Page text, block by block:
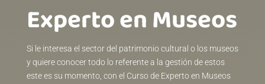
Experto en Museosㅤㅤㅤㅤㅤㅤㅤㅤㅤㅤㅤㅤㅤㅤㅤㅤㅤㅤㅤㅤㅤㅤㅤㅤㅤㅤㅤㅤㅤㅤㅤㅤㅤㅤ
Si le interesa el sector del patrimonio cultural o los museos
y quiere conocer todo lo referente a la gestión de estos
este es su momento, con el Curso de Experto en Museos